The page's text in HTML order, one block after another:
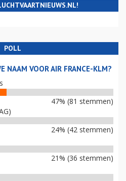
POLL
NAAM VOOR AIR FRANCE-KLM?
47% (81 stemmen)
24% (42 stemmen)
21% (36 stemmen)